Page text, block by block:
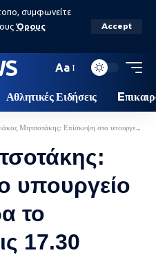
συμφωνείτε
Όρους
Accept
Aa
Αθλητικές Ειδήσεις
Μητσοτάκης: Επίσκεψη στο υπουργείο Υγείας σήμερα το απόγευμα στις 17.30
υπουργείο
το
17.30